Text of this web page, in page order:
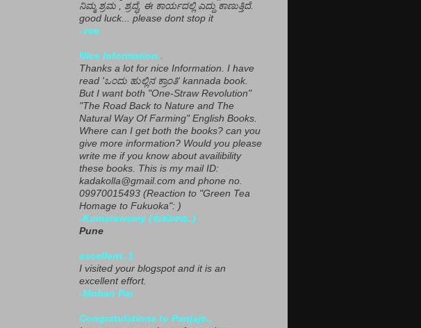
ನಿಮ್ಮ ಶ್ರಮ , ಶ್ರದ್ಧೆ, ಈ ಕಾರ್ಯದಲ್ಲಿ ಎದ್ದು ಕಾಣುತ್ತಿದೆ.
good luck... please dont stop it
-vee
Nice Information..
Thanks a lot for nice Information. I have
read 'ಒಂದು ಹುಲ್ಲಿನ ಕ್ರಾಂತಿ' kannada book.
But I want both "One-Straw Revolution"
"The Road Back to Nature and The
Natural Way Of Farming" English Books.
Where can I get both the books? can you
give more information? Would you please
write me if you know about availibility
these books. This is my mail ID:
kadakolla@gmail.com and phone no.
09970015493 (Reaction to "Green Tea
Homage to Fukuoka": )
-Kumarswamy (ಕುಕೂಊ..)
Pune
excellent..1
I visited your blogspot and it is an
excellent effort.
-Mohan Pai
Congratulations to Panjaje..